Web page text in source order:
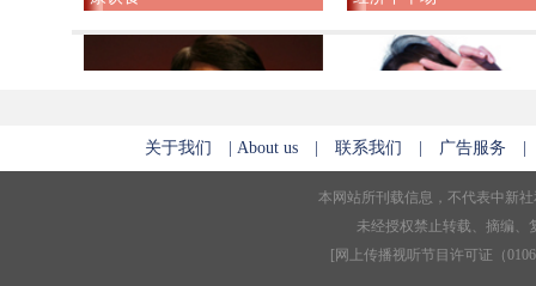
关于我们 |About us |联系我们 广告服务
本网站所刊载信息，不代表中新
未经授权禁止转载、摘编
[ 网上传播视听节目许可证（